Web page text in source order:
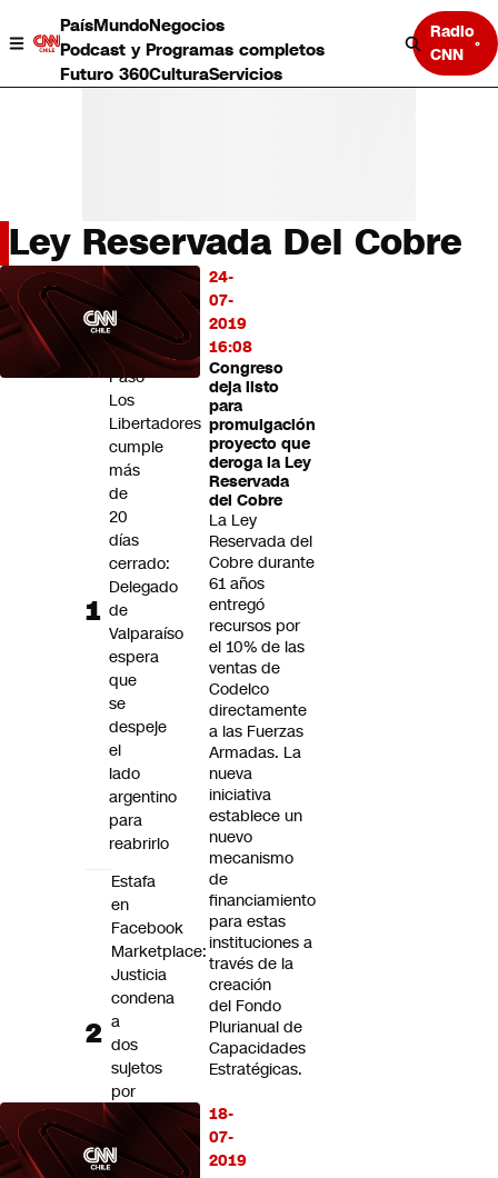
PaísMundoNegocios
Podcast y Programas completos
Futuro 360CulturaServicios
Radio
CNN
País
Mundo
Negocios
Deportes
Programas completos
CNN tiempo
Ley Reservada Del Cobre
24-
07-
2019
16:08
Congreso
deja listo
para
promulgación
proyecto que
deroga la Ley
Reservada
del Cobre
La Ley
Reservada del
Cobre durante
61 años
entregó
recursos por
el 10% de las
ventas de
Codelco
directamente
a las Fuerzas
Armadas. La
nueva
iniciativa
establece un
nuevo
mecanismo
de
financiamiento
para estas
instituciones a
través de la
creación
del Fondo
Plurianual de
Capacidades
Estratégicas.
18-
07-
2019
LO
MÁS
LEÍDO
Paso
Los
Libertadores
cumple
más
de
20
días
cerrado:
Delegado
de
Valparaíso
espera
que
se
despeje
el
lado
argentino
para
reabrirlo
Estafa
en
Facebook
Marketplace:
Justicia
condena
a
dos
sujetos
por
compras
falsas
de